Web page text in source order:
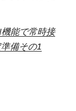
能で常時接
備その1